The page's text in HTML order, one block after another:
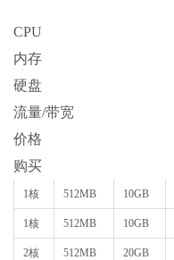
CPU
内存
硬盘
流量/带宽
价格
购买
1核 512MB 10GB
1核 512MB 10GB
2核 512MB 20GB